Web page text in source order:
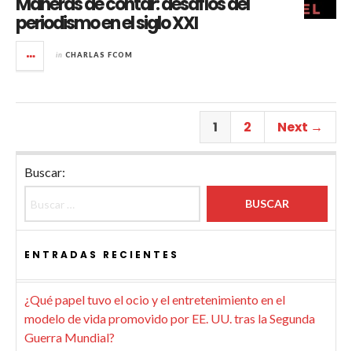
periodismo en el siglo XXI
in CHARLAS FCOM
1 2 Next →
Buscar:
ENTRADAS RECIENTES
¿Qué papel tuvo el ocio y el entretenimiento en el
modelo de vida promovido por EE. UU. tras la Segunda
Guerra Mundial?